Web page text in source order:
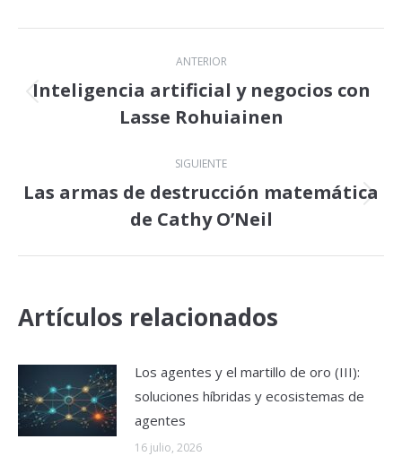
Navegación
entre
publicaciones
ANTERIOR
Publicación
anterior:
Inteligencia artificial y negocios con
Lasse Rohuiainen
SIGUIENTE
Publicación
siguiente:
Las armas de destrucción matemática
de Cathy O’Neil
Artículos relacionados
Los agentes y el martillo de oro (III):
soluciones híbridas y ecosistemas de
agentes
16 julio, 2026